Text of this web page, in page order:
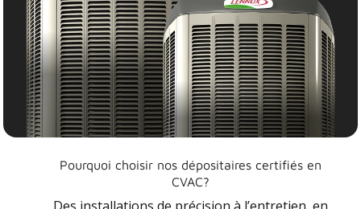
Pourquoi choisir nos dépositaires certifiés en
CVAC?